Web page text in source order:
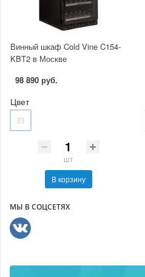
Винный шкаф Cold Vine C154-
KBT2 в Москве
98 890 руб.
Цвет
шт
В корзину
МЫ В СОЦСЕТЯХ